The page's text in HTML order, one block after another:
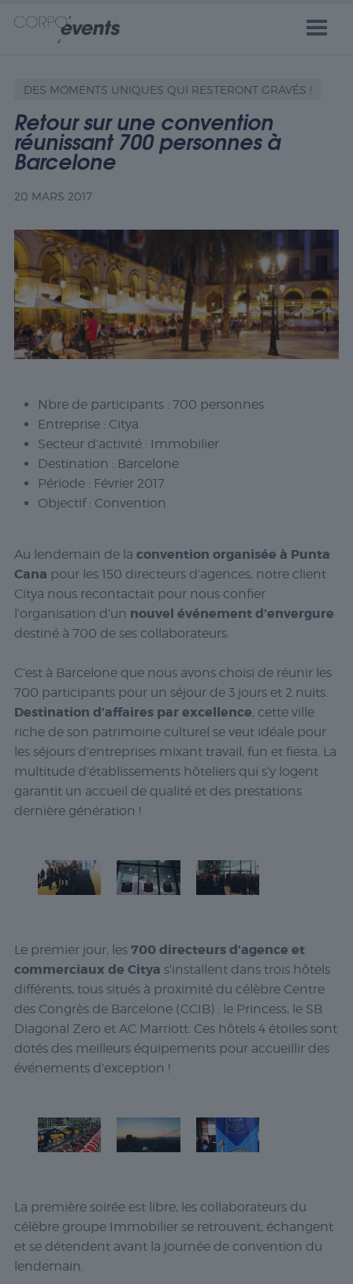
DES MOMENTS UNIQUES QUI RESTERONT GRAVÉS !
Retour sur une convention
réunissant 700 personnes à
Barcelone
20 MARS 2017
Nbre de participants : 700 personnes
Entreprise : Citya
Secteur d’activité : Immobilier
Destination : Barcelone
Période : Février 2017
Objectif : Convention
Au lendemain de la convention organisée à Punta
Cana pour les 150 directeurs d’agences, notre client
Citya nous recontactait pour nous confier
l’organisation d’un nouvel événement d’envergure
destiné à 700 de ses collaborateurs.
C’est à Barcelone que nous avons choisi de réunir les
700 participants pour un séjour de 3 jours et 2 nuits.
Destination d’affaires par excellence, cette ville
riche de son patrimoine culturel se veut idéale pour
les séjours d’entreprises mixant travail, fun et fiesta. La
multitude d’établissements hôteliers qui s’y logent
garantit un accueil de qualité et des prestations
dernière génération !
Le premier jour, les 700 directeurs d’agence et
commerciaux de Citya s’installent dans trois hôtels
différents, tous situés à proximité du célèbre Centre
des Congrès de Barcelone (CCIB) : le Princess, le SB
Diagonal Zero et AC Marriott. Ces hôtels 4 étoiles sont
dotés des meilleurs équipements pour accueillir des
événements d’exception !
La première soirée est libre, les collaborateurs du
célèbre groupe Immobilier se retrouvent, échangent
et se détendent avant la journée de convention du
lendemain.